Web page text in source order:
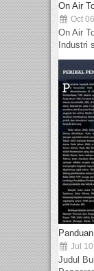
On Air
Oct
On Air
Industri
Jul
Judul